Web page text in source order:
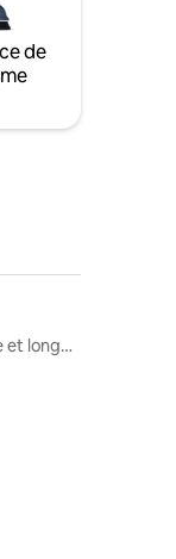
de
Locations moyenne et longue durée